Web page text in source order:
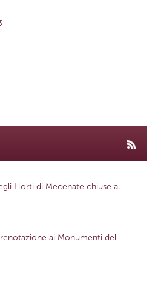
Horti di Mecenate chiuse al
ai Monumenti del